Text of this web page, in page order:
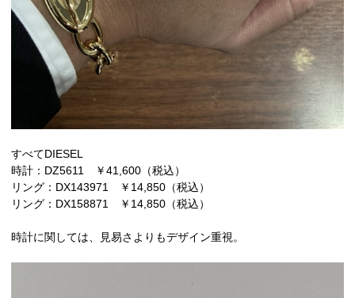
すべてDIESEL
時計：DZ5611 ￥41,600（税込）
リング：DX143971 ￥14,850（税込）
リング：DX158871 ￥14,850（税込）
時計に関しては、見易さよりもデザイン重視。